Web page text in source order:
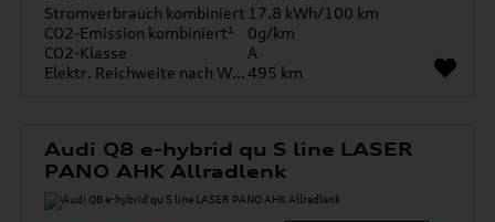
Stromverbrauch kombiniert 17.8 kWh/100 km
CO2-Emission kombiniert¹
0g/km
CO2-Klasse
A
Elektr. Reichweite nach WLTP*495 km
Audi Q8 e-hybrid qu S line LASER
PANO AHK Allradlenk